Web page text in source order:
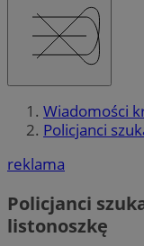
Wiadomości
Policjanci
reklama
Policjanci
listonoszkę